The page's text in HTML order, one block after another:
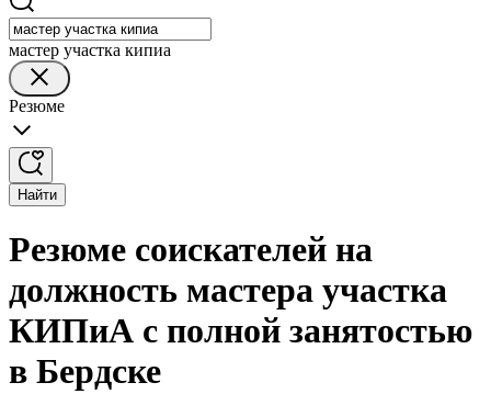
мастер участка кипиа
Резюме
Найти
Резюме соискателей на
должность мастера участка
КИПиА с полной занятостью
в Бердске